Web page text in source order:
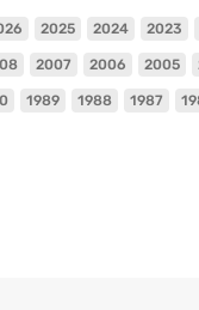
2025 2024 2023
2007 2006 2005
1989 1988 1987